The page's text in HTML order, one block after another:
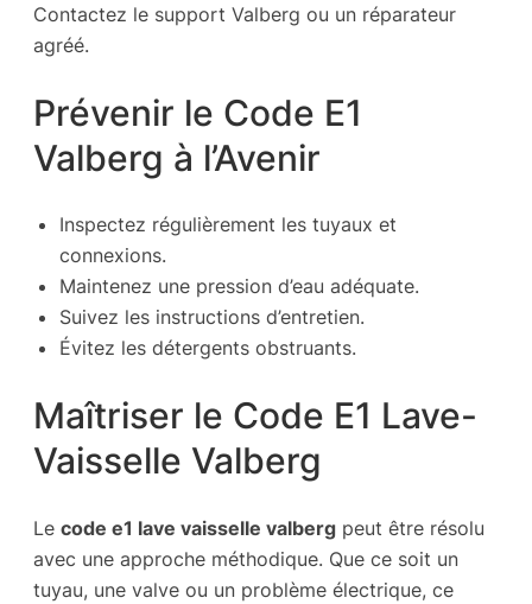
Contactez le support Valberg ou un réparateur
agréé.
Prévenir le Code E1
Valberg à l’Avenir
Inspectez régulièrement les tuyaux et
connexions.
Maintenez une pression d’eau adéquate.
Suivez les instructions d’entretien.
Évitez les détergents obstruants.
Maîtriser le Code E1 Lave-
Vaisselle Valberg
Le code e1 lave vaisselle valberg peut être résolu
avec une approche méthodique. Que ce soit un
tuyau, une valve ou un problème électrique, ce